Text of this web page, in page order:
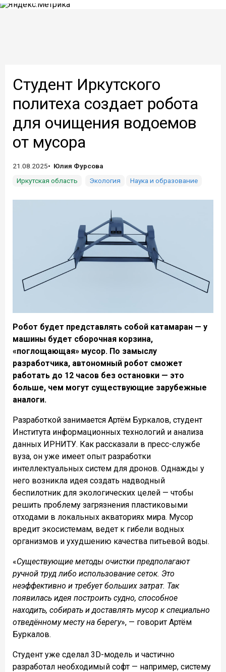
Студент Иркутского
политеха создает робота
для очищения водоемов
от мусора
21.08.2025
Юлия Фурсова
Иркутская область
Экология Наука и образование
Робот будет представлять собой катамаран — у
машины будет сборочная корзина,
«поглощающая» мусор. По замыслу
разработчика, автономный робот сможет
работать до 12 часов без остановки — это
больше, чем могут существующие зарубежные
аналоги.
Разработкой занимается Артём Буркалов, студент
Института информационных технологий и анализа
данных ИРНИТУ. Как рассказали в пресс-службе
вуза, он уже имеет опыт разработки
интеллектуальных систем для дронов. Однажды у
него возникла идея создать надводный
беспилотник для экологических целей — чтобы
решить проблему загрязнения пластиковыми
отходами в локальных акваториях мира. Мусор
вредит экосистемам, ведет к гибели водных
организмов и ухудшению качества питьевой воды.
«Существующие методы очистки предполагают
ручной труд либо использование сеток. Это
неэффективно и требует больших затрат. Так
появилась идея построить судно, способное
находить, собирать и доставлять мусор к специально
отведённому месту на берегу», — говорит Артём
Буркалов.
Студент уже сделал 3D-модель и частично
разработал необходимый софт — например, систему